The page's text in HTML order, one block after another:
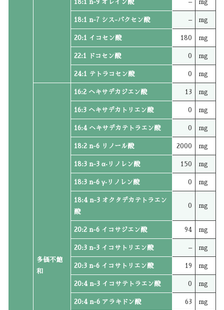
18:1 n-9 オレイン酸 – mg
18:1 n-7 シス-バクセン酸 – mg
20:1 イコセン酸 180 mg
22:1 ドコセン酸 0 mg
24:1 テトラコセン酸 0 mg
多価不飽
和
16:2 ヘキサデカジエン酸 13 mg
16:3 ヘキサデカトリエン酸 0 mg
16:4 ヘキサデカテトラエン酸 0 mg
18:2 n-6 リノール酸 2000 mg
18:3 n-3 α‐リノレン酸 150 mg
18:3 n-6 γ‐リノレン酸 0 mg
18:4 n-3 オクタデカテトラエン
酸
0 mg
20:2 n-6 イコサジエン酸 94 mg
20:3 n-3 イコサトリエン酸 – mg
20:3 n-6 イコサトリエン酸 19 mg
20:4 n-3 イコサテトラエン酸 0 mg
20:4 n-6 アラキドン酸 63 mg